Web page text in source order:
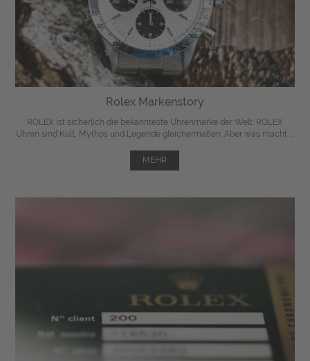
Rolex Markenstory
ROLEX ist sicherlich die bekannteste Uhrenmarke der Welt. ROLEX
Uhren sind Kult, Mythos und Legende gleichermaßen. Aber was macht ...
MEHR